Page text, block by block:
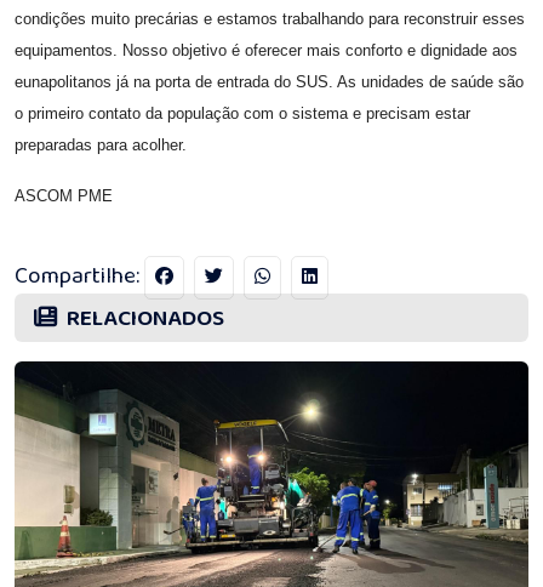
condições muito precárias e estamos trabalhando para reconstruir esses
equipamentos. Nosso objetivo é oferecer mais conforto e dignidade aos
eunapolitanos já na porta de entrada do SUS. As unidades de saúde são
o primeiro contato da população com o sistema e precisam estar
preparadas para acolher.
ASCOM PME
Compartilhe:
RELACIONADOS